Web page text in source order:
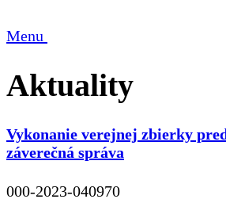
Menu
Aktuality
Vykonanie verejnej zbierky
záverečná správa
000-2023-040970